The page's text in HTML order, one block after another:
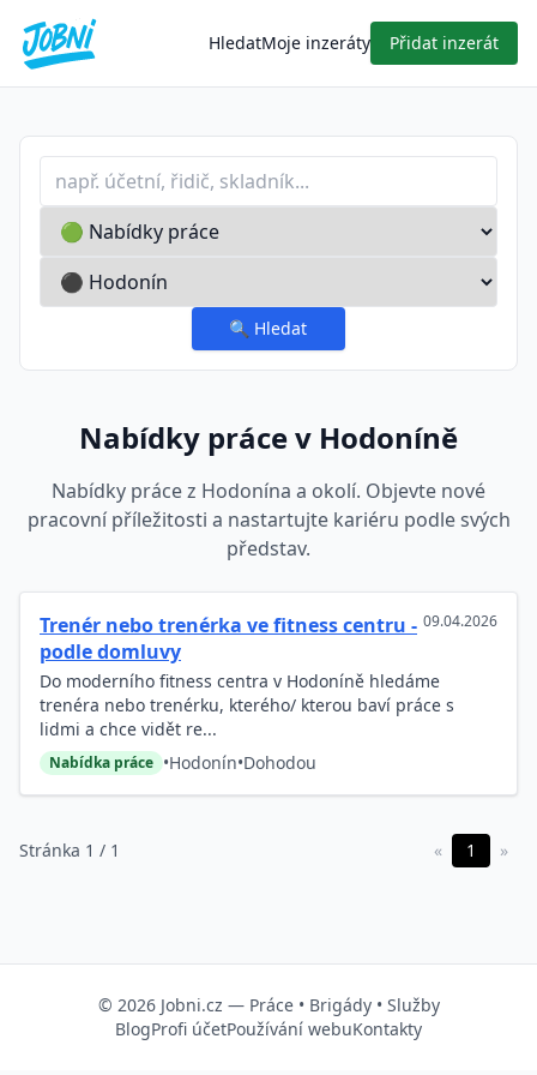
HledatMoje inzeráty Přidat inzerát
Profese nebo klíčové slovo
Typ inzerátu
Lokalita
🔍 Hledat
Nabídky práce v Hodoníně
Nabídky práce z Hodonína a okolí. Objevte nové
pracovní příležitosti a nastartujte kariéru podle svých
představ.
Trenér nebo trenérka ve fitness centru -
podle domluvy
09.04.2026
Do moderního fitness centra v Hodoníně hledáme
trenéra nebo trenérku, kterého/ kterou baví práce s
lidmi a chce vidět re...
Nabídka práce •Hodonín•Dohodou
Stránka 1 / 1 « 1 »
© 2026 Jobni.cz — Práce• Brigády• Služby
BlogProfi účetPoužívání webuKontakty